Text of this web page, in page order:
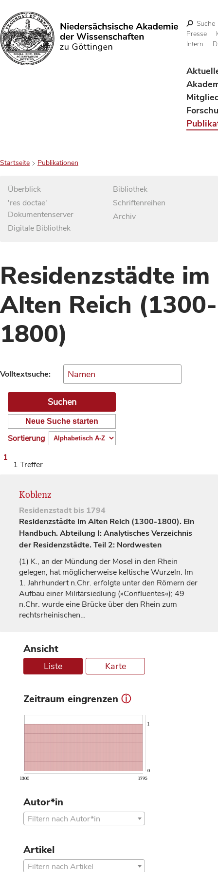
Suchen
Suche
Presse
Intern
Startseite Publikationen
Überblick
'res doctae'
Dokumentenserver
Digitale Bibliothek
Bibliothek
Schriftenreihen
Archiv
Residenzstädte im
Alten Reich (1300-
1800)
Volltextsuche:
Neue Suche starten
Sortierung
1
1 Treffer
Koblenz
Residenzstadt bis 1794
Residenzstädte im Alten Reich (1300-1800). Ein
Handbuch. Abteilung I: Analytisches Verzeichnis
der Residenzstädte. Teil 2: Nordwesten
(1) K., an der Mündung der Mosel in den Rhein
gelegen, hat möglicherweise keltische Wurzeln. Im
1. Jahrhundertn.Chr. erfolgte unter den Römern der
Aufbau einer Militärsiedlung (»Confluentes«); 49
n.Chr. wurde eine Brücke über den Rhein zum
rechtsrheinischen…
Ansicht
Liste Karte
Zeitraum eingrenzen ⓘ
1300 1795
0
1
Autor*in
Filtern nach Autor*in
Artikel
Filtern nach Artikel